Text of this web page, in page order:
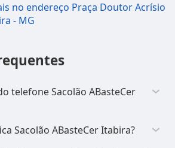
no endereço Praça Doutor Acrísio
- MG
telefone Sacolão ABasteCer
Sacolão ABasteCer Itabira?